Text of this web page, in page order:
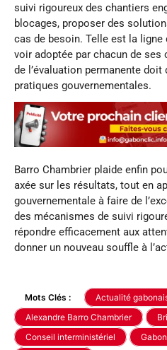
suivi rigoureux des chantiers
blocages, proposer des
cas de besoin. Telle est la ligne
voir adoptée par chacun de
de l’évaluation permanente doit
pratiques gouvernementales.
Barro Chambrier plaide enfin
axée sur les résultats, tout en
gouvernementale à faire de
des mécanismes de suivi
répondre efficacement aux
donner un nouveau souffle à
Mots Clés :
Actualité
Alexandre Barro Chambrier
Conseil interministériel
Gabon